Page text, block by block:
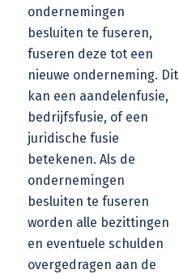
ondernemingen
besluiten te fuseren,
fuseren deze tot een
nieuwe onderneming. Dit
kan een aandelenfusie,
bedrijfsfusie, of een
juridische fusie
betekenen. Als de
ondernemingen
besluiten te fuseren
worden alle bezittingen
en eventuele schulden
overgedragen aan de